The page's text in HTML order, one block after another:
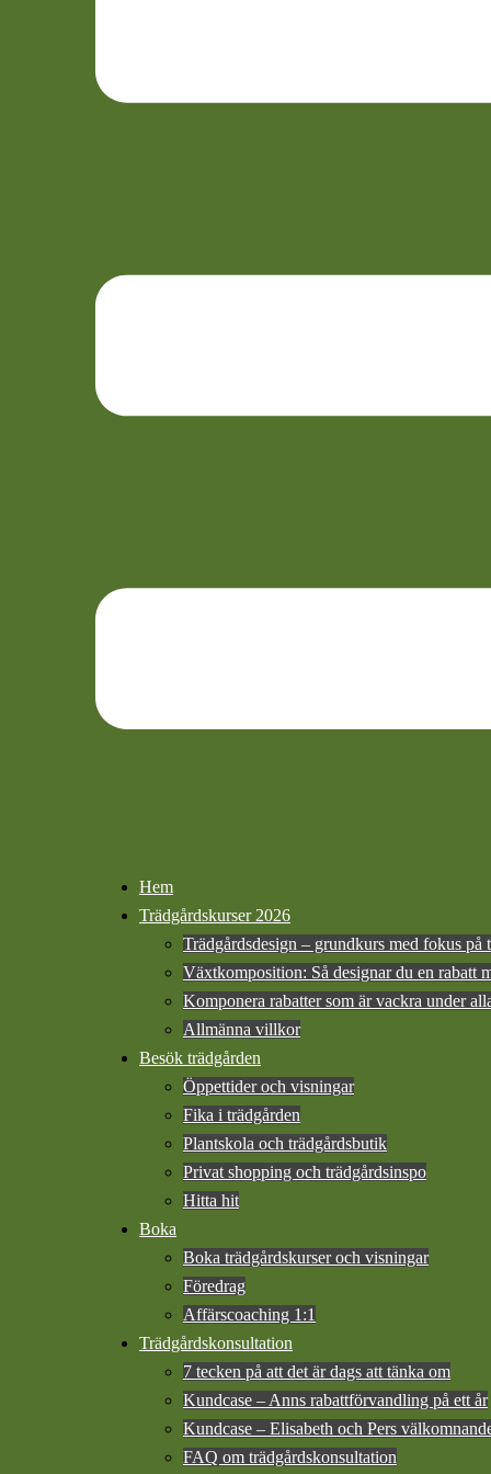
Hem
Trädgårdskurser 2026
Trädgårdsdesign – grundkurs med fokus på
Växtkomposition: Så designar du en rabatt
Komponera rabatter som är vackra under
Allmänna villkor
Besök trädgården
Öppettider och visningar
Fika i trädgården
Plantskola och trädgårdsbutik
Privat shopping och trädgårdsinspo
Hitta hit
Boka
Boka trädgårdskurser och visningar
Föredrag
Affärscoaching 1:1
Trädgårdskonsultation
7 tecken på att det är dags att tänka om
Kundcase – Anns rabattförvandling på ett år
Kundcase – Elisabeth och Pers
FAQ om trädgårdskonsultation